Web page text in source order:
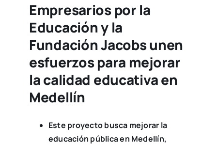
Empresarios por la
Educación y la
Fundación Jacobs unen
esfuerzos para mejorar
la calidad educativa en
Medellín
Este proyecto busca mejorar la
educación pública en Medellín,